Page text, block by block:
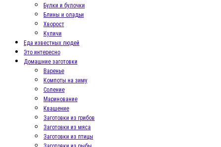
Булки и булочки
Блины и оладьи
Хворост
Куличи
Еда известных людей
Это интересно
Домашние заготовки
Варенье
Компоты на зиму
Соление
Маринование
Квашение
Заготовки из грибов
Заготовки из мяса
Заготовки из птицы